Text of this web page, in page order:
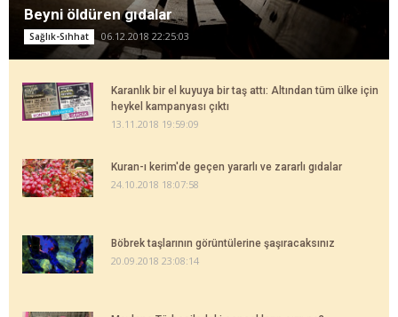
Beyni öldüren gıdalar
Sağlık-Sıhhat 06.12.2018 22:25:03
Karanlık bir el kuyuya bir taş attı: Altından tüm ülke için
heykel kampanyası çıktı
13.11.2018 19:59:09
Kuran-ı kerim'de geçen yararlı ve zararlı gıdalar
24.10.2018 18:07:58
Böbrek taşlarının görüntülerine şaşıracaksınız
20.09.2018 23:08:14